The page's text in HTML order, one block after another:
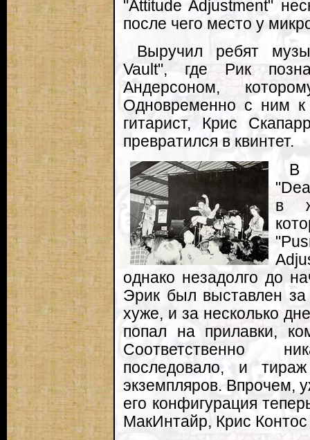
"Attitude Adjustment"
после чего место у
Выручил ребят
Vault", где Рик
Андерсоном,
Одновременно с ним к
гитарист, Крис
превратился в квинтет.
В
в
однако незадолго до
Эрик был выставлен
хуже, и за несколько
попал на прилавки,
Соответственно
последовало, и
экземпляров. Впрочем,
его конфигурация
МакИнтайр, Крис